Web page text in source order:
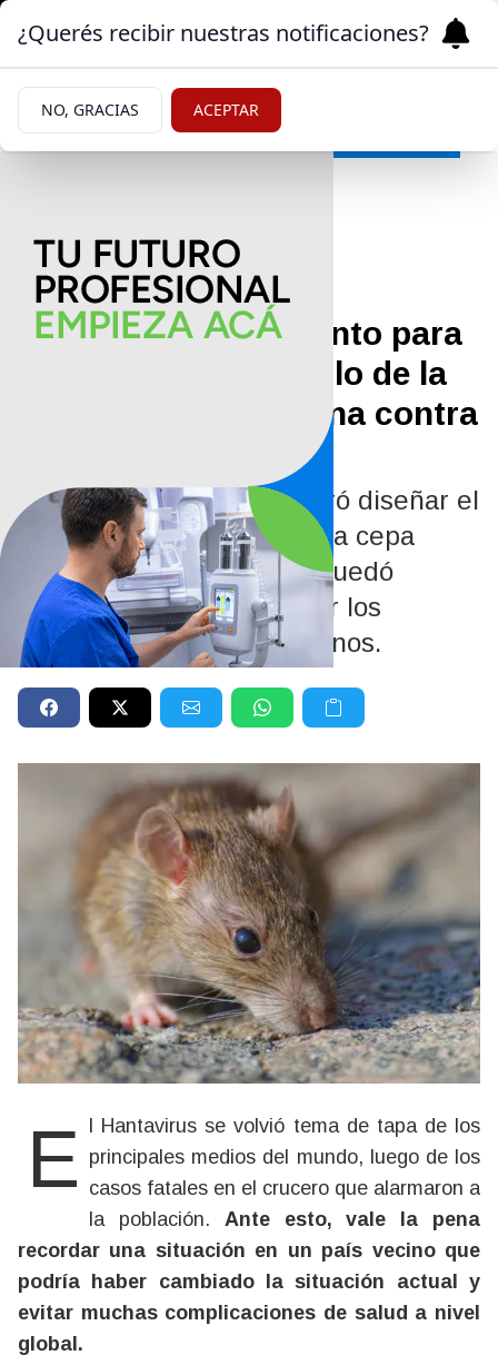
Ciencia
15/05/2026
Buscan financiamiento para
reactivar el desarrollo de la
vacuna sudamericana contra
Una científica chilena logró diseñar el
fármaco contra la peligrosa cepa
Andes, pero el proyecto quedó
paralizado antes de iniciar los
ensayos clínicos en humanos.
El Hantavirus se volvió tema de tapa de los principales medios del mundo, luego de los
casos fatales en el crucero que alarmaron a
la población. Ante esto, vale la pena
recordar una situación en un país vecino que
podría haber cambiado la situación actual y
evitar muchas complicaciones de salud a nivel
global.
¿Querés recibir nuestras notificaciones?
NO, GRACIAS ACEPTAR